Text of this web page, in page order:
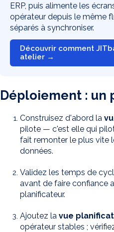
ERP, puis alimente les
opérateur depuis le même
séparés à synchroniser.
Découvrir comment
atelier →
Déploiement : un
Construisez d'abord la
pilote — c'est elle qui
fait remonter le plus vite
données.
Validez les temps de
avant de faire confiance
planificateur.
Ajoutez la vue
opérateur stables ;